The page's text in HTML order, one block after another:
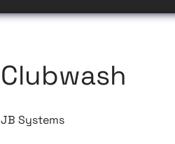
Clubwash
JB Systems